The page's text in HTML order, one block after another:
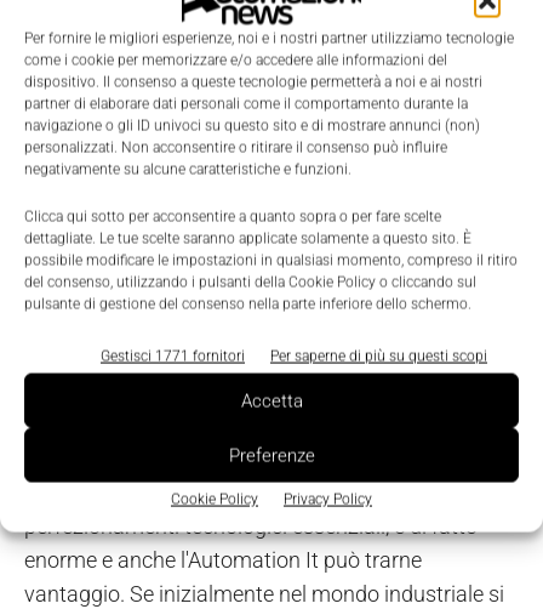
Per fornire le migliori esperienze, noi e i nostri partner utilizziamo tecnologie
come i cookie per memorizzare e/o accedere alle informazioni del
dispositivo. Il consenso a queste tecnologie permetterà a noi e ai nostri
partner di elaborare dati personali come il comportamento durante la
navigazione o gli ID univoci su questo sito e di mostrare annunci (non)
personalizzati. Non acconsentire o ritirare il consenso può influire
negativamente su alcune caratteristiche e funzioni.
Clicca qui sotto per acconsentire a quanto sopra o per fare scelte
dettagliate. Le tue scelte saranno applicate solamente a questo sito. È
possibile modificare le impostazioni in qualsiasi momento, compreso il ritiro
del consenso, utilizzando i pulsanti della Cookie Policy o cliccando sul
pulsante di gestione del consenso nella parte inferiore dello schermo.
Gestisci 1771 fornitori Per saperne di più su questi scopi
Accetta
Preferenze
Cookie Policy Privacy Policy
61784. I produttori di automobili tedeschi, ad
esempio, hanno redatto uno standard
d'installazione comune che è stato fatto confluire
come standard generico Profinet nella norma Iec
61784-2-4. Il concetto d'installazione utilizza la
comunicazione sia per l'alimentazione della
tensione a 24 V.
Una totale separazione dell'Ethernet industriale dalle
tecnologie It standard è tuttavia pericolosa,
soprattutto per quanto riguarda gli aspetti legati alla
sicurezza. La spinta innovativa nell'office It, un
settore nel quale si generano rinnovamenti e
perfezionamenti tecnologici essenziali, è di fatto
enorme e anche l'Automation It può trarne
vantaggio. Se inizialmente nel mondo industriale si